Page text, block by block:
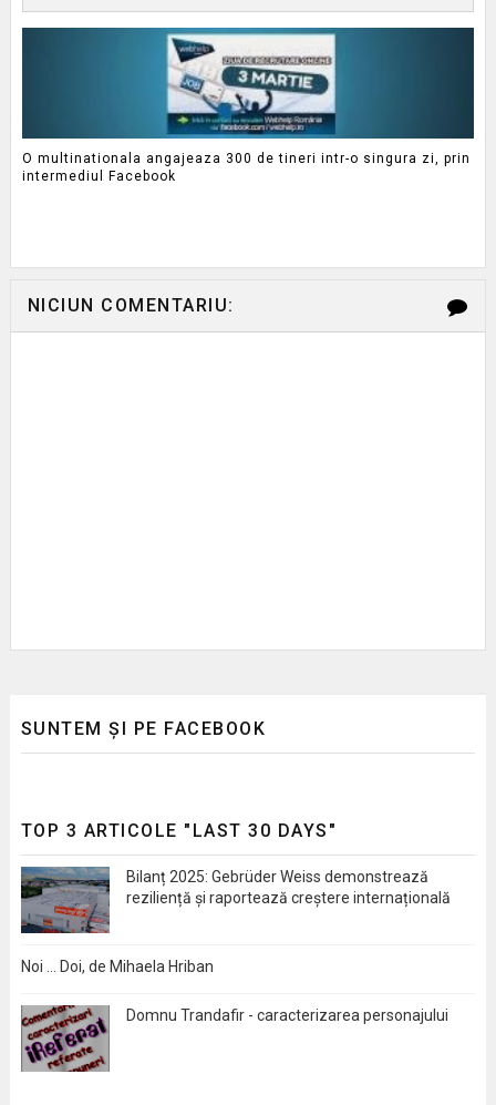
O multinationala angajeaza 300 de tineri intr-o singura zi, prin
intermediul Facebook
NICIUN COMENTARIU:
SUNTEM ȘI PE FACEBOOK
TOP 3 ARTICOLE "LAST 30 DAYS"
Bilanț 2025: Gebrüder Weiss demonstrează
reziliență și raportează creștere internațională
Noi … Doi, de Mihaela Hriban
Domnu Trandafir - caracterizarea personajului